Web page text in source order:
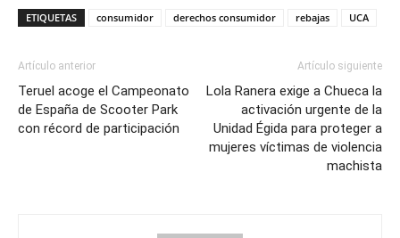
ETIQUETAS consumidor derechos consumidor rebajas UCA
Artículo anterior
Teruel acoge el Campeonato
de España de Scooter Park
con récord de participación
Artículo siguiente
Lola Ranera exige a Chueca la
activación urgente de la
Unidad Égida para proteger a
mujeres víctimas de violencia
machista